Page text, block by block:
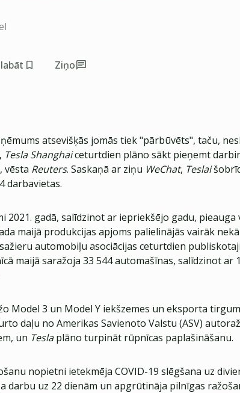
Ziņo
atsevišķās jomās tiek "pārbūvēts", taču,
Tesla Shanghaiceturtdien plāno sākt pieņemt
vēsta Reuters. Saskaņā ar ziņu WeChat, Teslai
darbavietas.
2021. gadā, salīdzinot ar iepriekšējo gadu, pieauga
maijā produkcijas apjoms palielinājās vairāk
automobiļu asociācijas ceturtdien
maijā saražoja 33 544 automašīnas, salīdzinot ar
Model 3 un Model Y iekšzemes un eksporta
daļu no Amerikas Savienoto Valstu (ASV)
un Teslaplāno turpināt rūpnīcas paplašināšanu.
nopietni ietekmēja COVID-19 slēgšana uz
darbu uz 22 dienām un apgrūtināja pilnīgas